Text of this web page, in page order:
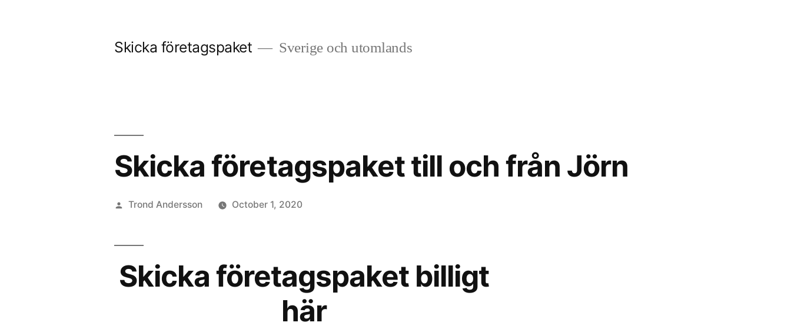
Skicka företagspaket Sverige och utomlands
Skicka företagspaket till och från Jörn
Posted
Trond Andersson October 1, 2020
Skicka företagspaket billigt
här